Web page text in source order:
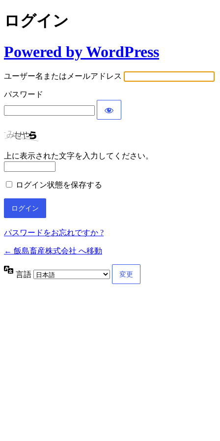
ログイン
Powered by WordPress
ユーザー名またはメールアドレス
パスワード
上に表示された文字を入力してください。
ログイン状態を保存する
パスワードをお忘れですか ?
← 飯島畜産株式会社 へ移動
言語